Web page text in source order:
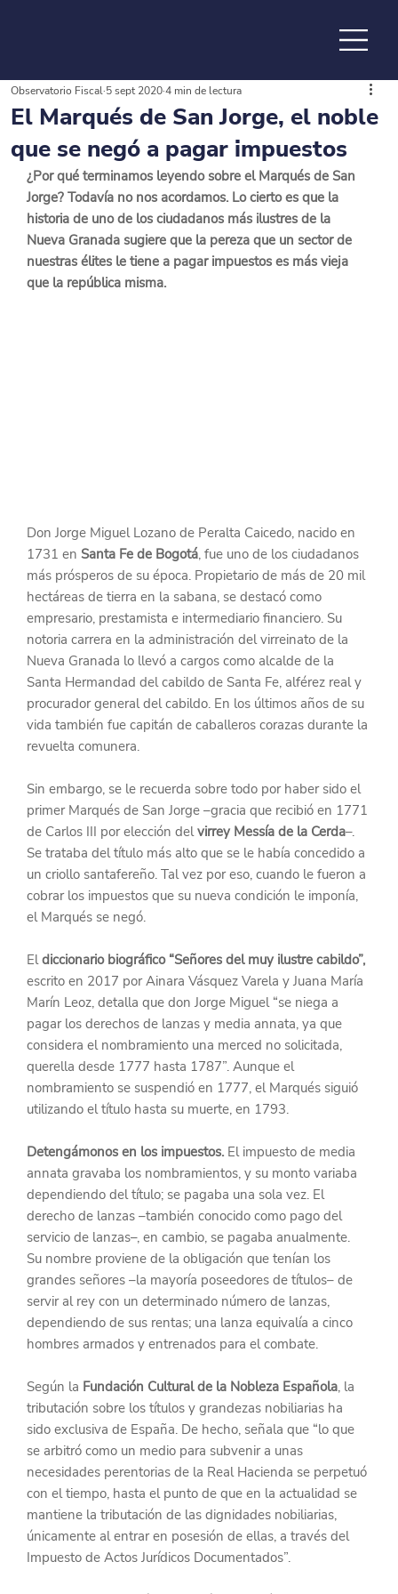
de la
El Marqués de San Jorge, el noble
que se negó a pagar impuestos
Observatorio Fiscal 5 sept 20204 min de lectura
¿Por qué terminamos leyendo sobre el Marqués de San
Jorge? Todavía no nos acordamos. Lo cierto es que la
historia de uno de los ciudadanos más ilustres de la
Nueva Granada sugiere que la pereza que un sector de
nuestras élites le tiene a pagar impuestos es más vieja
que la república misma.
Don Jorge Miguel Lozano de Peralta Caicedo, nacido en
1731 en Santa Fe de Bogotá, fue uno de los ciudadanos
más prósperos de su época. Propietario de más de 20 mil
hectáreas de tierra en la sabana, se destacó como
empresario, prestamista e intermediario financiero. Su
notoria carrera en la administración del virreinato de la
Nueva Granada lo llevó a cargos como alcalde de la
Santa Hermandad del cabildo de Santa Fe, alférez real y
procurador general del cabildo. En los últimos años de su
vida también fue capitán de caballeros corazas durante la
revuelta comunera.
Sin embargo, se le recuerda sobre todo por haber sido el
primer Marqués de San Jorge –gracia que recibió en 1771
de Carlos III por elección del virrey Messía de la Cerda–.
Se trataba del título más alto que se le había concedido a
un criollo santafereño. Tal vez por eso, cuando le fueron a
cobrar los impuestos que su nueva condición le imponía,
el Marqués se negó.
El diccionario biográfico “Señores del muy ilustre cabildo”,
escrito en 2017 por Ainara Vásquez Varela y Juana María
Marín Leoz, detalla que don Jorge Miguel “se niega a
pagar los derechos de lanzas y media annata, ya que
considera el nombramiento una merced no solicitada,
querella desde 1777 hasta 1787”. Aunque el
nombramiento se suspendió en 1777, el Marqués siguió
utilizando el título hasta su muerte, en 1793.
Detengámonos en los impuestos. El impuesto de media
annata gravaba los nombramientos, y su monto variaba
dependiendo del título; se pagaba una sola vez. El
derecho de lanzas –también conocido como pago del
servicio de lanzas–, en cambio, se pagaba anualmente.
Su nombre proviene de la obligación que tenían los
grandes señores –la mayoría poseedores de títulos– de
servir al rey con un determinado número de lanzas,
dependiendo de sus rentas; una lanza equivalía a cinco
hombres armados y entrenados para el combate.
Según la Fundación Cultural de la Nobleza Española, la
tributación sobre los títulos y grandezas nobiliarias ha
sido exclusiva de España. De hecho, señala que “lo que
se arbitró como un medio para subvenir a unas
necesidades perentorias de la Real Hacienda se perpetuó
con el tiempo, hasta el punto de que en la actualidad se
mantiene la tributación de las dignidades nobiliarias,
únicamente al entrar en posesión de ellas, a través del
Impuesto de Actos Jurídicos Documentados”.